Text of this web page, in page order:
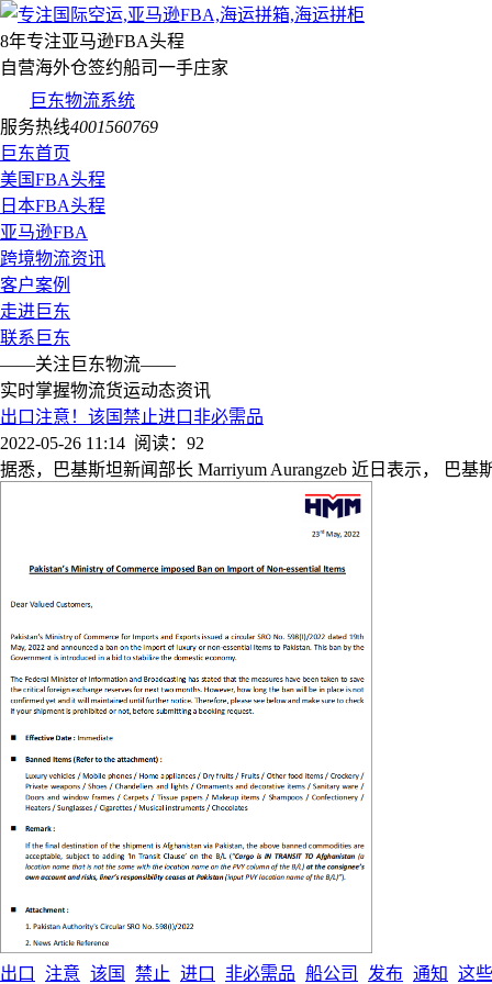
8年专注亚马逊FBA头程
自营海外仓签约船司一手庄家
巨东物流系统
服务热线4001560769
巨东首页
美国FBA头程
日本FBA头程
亚马逊FBA
跨境物流资讯
客户案例
走进巨东
联系巨东
——关注巨东物流——
实时掌握物流货运动态资讯
出口注意！该国禁止进口非必需品
2022-05-26 11:14 阅读：92
据悉，巴基斯坦新闻部长 Marriyum Aurangzeb 近日表示， 巴基
出口 注意 该国 禁止 进口 非必需品 船公司 发布 通知 这些